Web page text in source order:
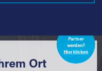
mit Extraraum
Partner
werden?
Hier klicken
Ort